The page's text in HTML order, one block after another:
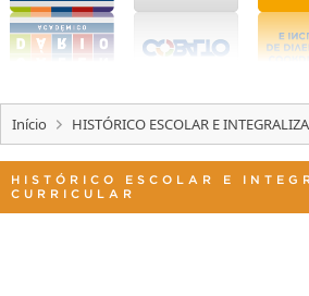
INTERNACIONAL
OUVIDORIA
TELEFONES
Início HISTÓRICO ESCOLAR E
HISTÓRICO ESCOLAR E
CURRICULAR